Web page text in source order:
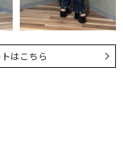
はこちら